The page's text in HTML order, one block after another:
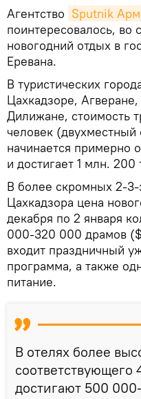
Агентство Sputnik
поинтересовалось, во
новогодний отдых в
Еревана.
В туристических
Цахкадзоре,
Дилижане, стоимость
человек
начинается примерно
и достигает 1 млн.
В более скромных 2-3-
Цахкадзора цена
декабря по 2 января
000-320 000 драмов
входит праздничный
программа, а также
питание.
В отелях более
соответствующего
достигают 500